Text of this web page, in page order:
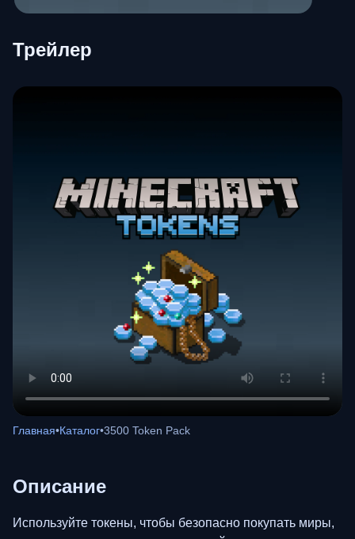
Трейлер
Главная•Каталог•3500 Token Pack
Описание
Используйте токены, чтобы безопасно покупать миры,